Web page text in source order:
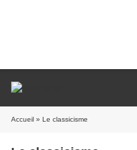
Accueil » Le classicisme